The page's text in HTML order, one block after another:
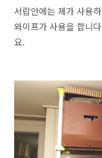
서랍안에는 제가 사용
와이프가 사용을 합니
요.